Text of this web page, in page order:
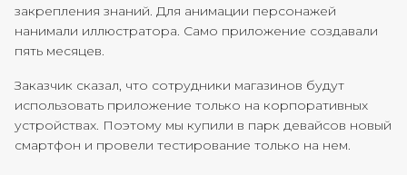
закрепления знаний. Для анимации персонажей
нанимали иллюстратора. Само приложение создавали
пять месяцев.
Заказчик сказал, что сотрудники магазинов будут
использовать приложение только на корпоративных
устройствах. Поэтому мы купили в парк девайсов новый
смартфон и провели тестирование только на нем.